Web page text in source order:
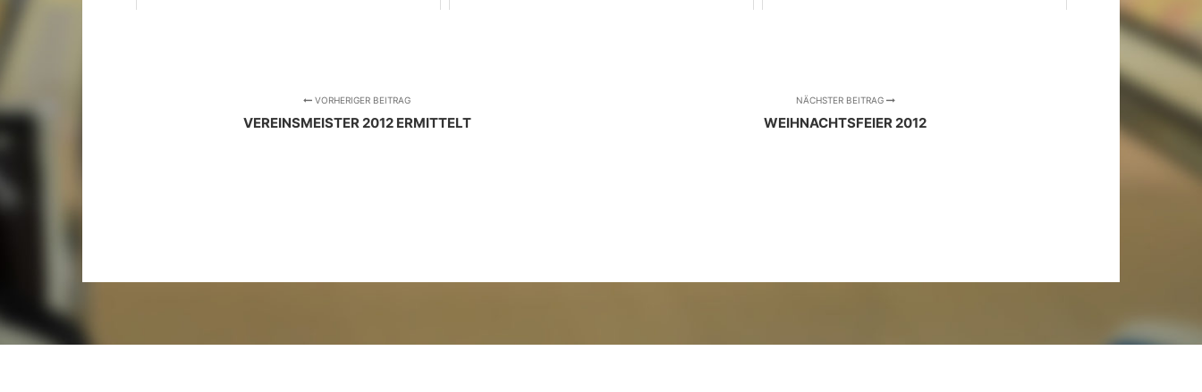
VORHERIGER BEITRAG
VEREINSMEISTER 2012 ERMITTELT
NÄCHSTER BEITRAG
WEIHNACHTSFEIER 2012